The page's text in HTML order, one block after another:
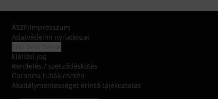
ÁSZF/Impresszum
Adatvédelmi nyilatkozat
Elállási jog
Rendelés / szerződéskötés
Garancia hibák esetén
Akadálymentességet érintő tájékoztatás